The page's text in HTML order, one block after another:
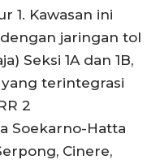
1. Kawasan ini
jaringan tol
Seksi 1A dan 1B,
terintegrasi
2
Soekarno-Hatta
Cinere,